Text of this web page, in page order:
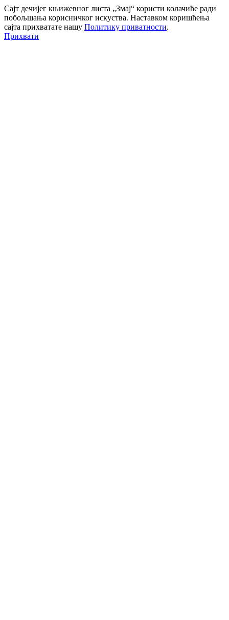
Сајт дечијег књижевног листа „Змај“ користи колачиће ради
побољшања корисничког искуства. Наставком коришћења
сајта прихватате нашу Политику приватности.
Прихвати